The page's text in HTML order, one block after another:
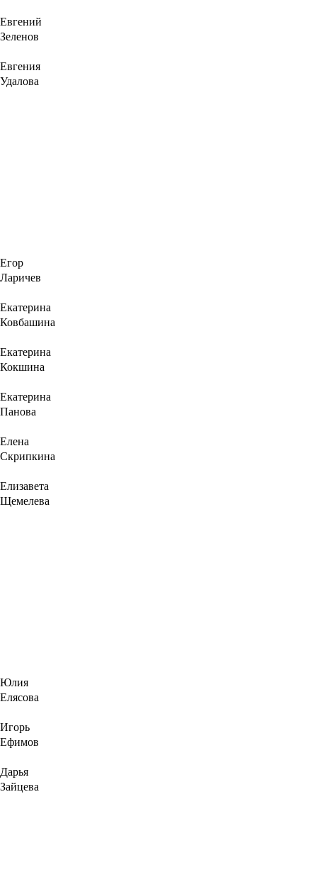
Евгений
Зеленов
Евгения
Удалова
Егор
Ларичев
Екатерина
Ковбашина
Екатерина
Кокшина
Екатерина
Панова
Елена
Скрипкина
Елизавета
Щемелева
Юлия
Елясова
Игорь
Ефимов
Дарья
Зайцева